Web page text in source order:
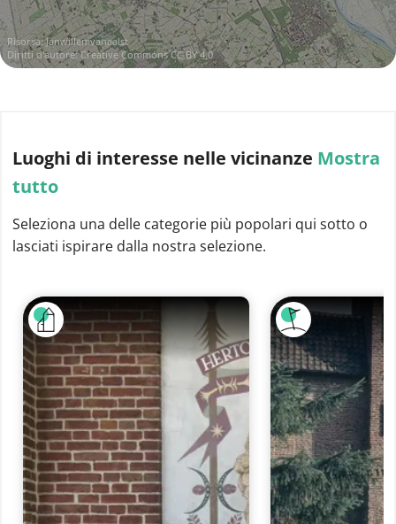
Risorsa:Janwillemvanaalst
Diritti d'autore:Creative Commons CC BY 4.0
Luoghi di interesse nelle vicinanze Mostra
tutto
Seleziona una delle categorie più popolari qui sotto o
lasciati ispirare dalla nostra selezione.